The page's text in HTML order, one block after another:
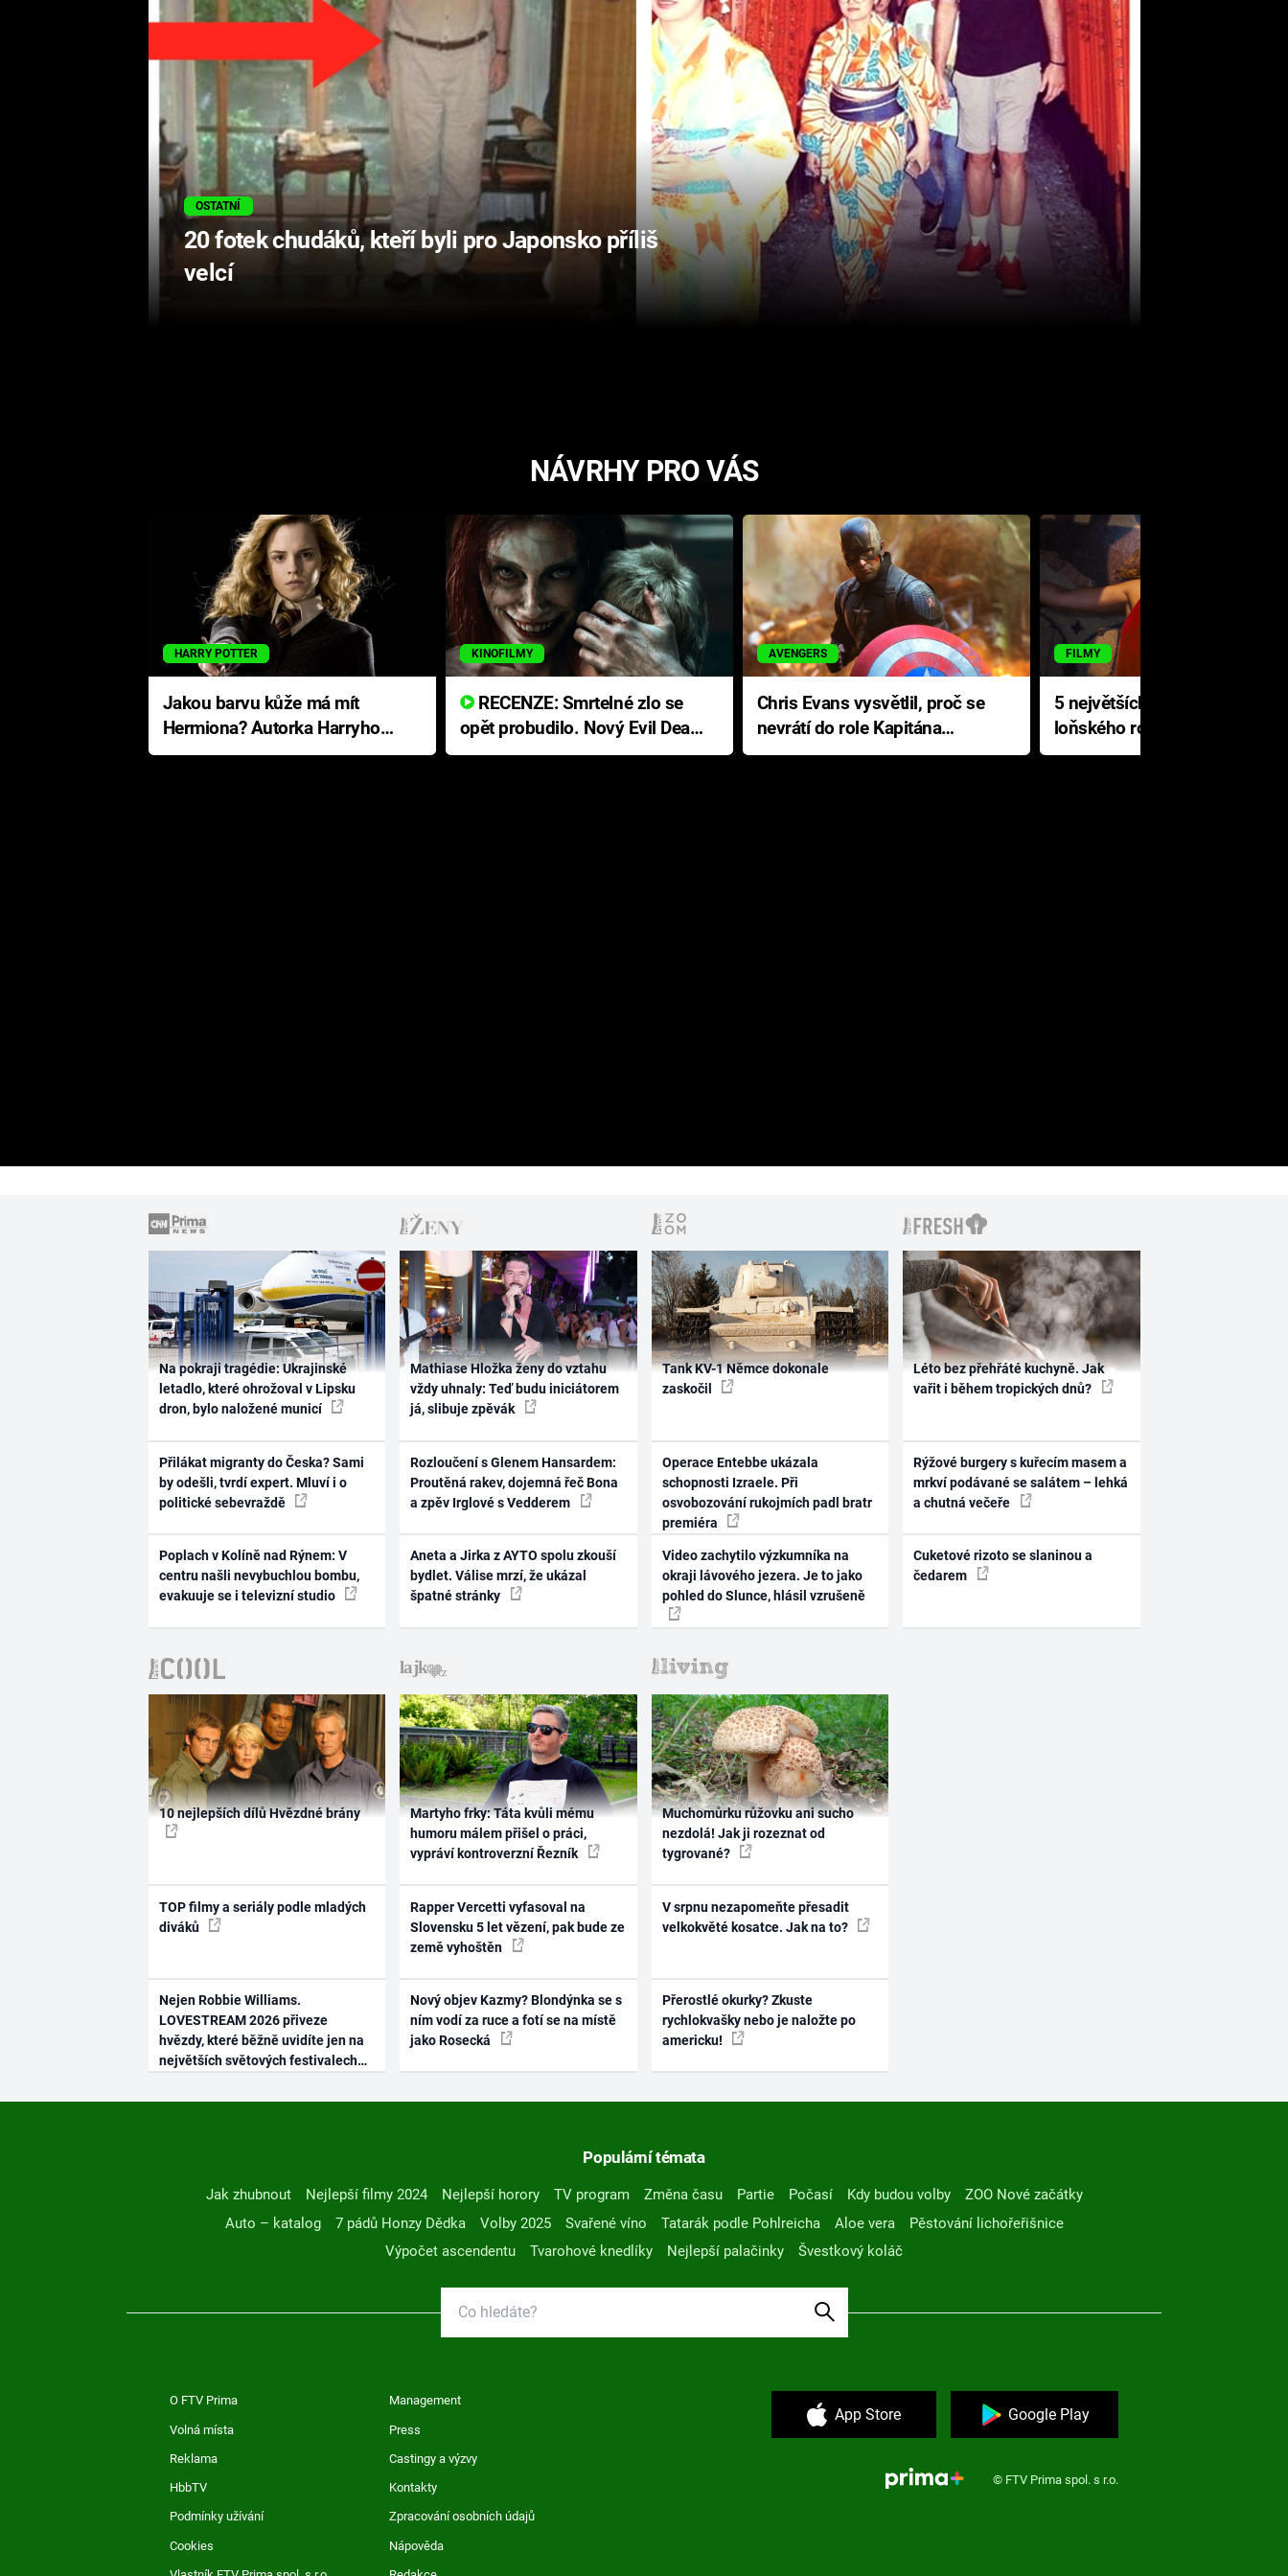
OSTATNÍ
20 fotek chudáků, kteří byli pro Japonsko příliš
velcí
NÁVRHY PRO VÁS
HARRY POTTER
Jakou barvu kůže má mít
Hermiona? Autorka Harryho
Pottera přišla s ráznou
KINOFILMY
RECENZE: Smrtelné zlo se
opět probudilo. Nový Evil Dead
přichází s neodolatelnou
AVENGERS
Chris Evans vysvětlil, proč se
nevrátí do role Kapitána
Ameriky
FILMY
5 největších propadáků
loňského roku: Disney na
jediné katastrofě prodělal 200
Na pokraji tragédie: Ukrajinské
letadlo, které ohrožoval v Lipsku
dron, bylo naložené municí
Přilákat migranty do Česka? Sami
by odešli, tvrdí expert. Mluví i o
politické sebevraždě
Poplach v Kolíně nad Rýnem: V
centru našli nevybuchlou bombu,
evakuuje se i televizní studio
Mathiase Hložka ženy do vztahu
vždy uhnaly: Teď budu iniciátorem
já, slibuje zpěvák
Rozloučení s Glenem Hansardem:
Proutěná rakev, dojemná řeč Bona
a zpěv Irglové s Vedderem
Aneta a Jirka z AYTO spolu zkouší
bydlet. Válise mrzí, že ukázal
špatné stránky
Tank KV-1 Němce dokonale
zaskočil
Operace Entebbe ukázala
schopnosti Izraele. Při
osvobozování rukojmích padl bratr
premiéra
Video zachytilo výzkumníka na
okraji lávového jezera. Je to jako
pohled do Slunce, hlásil vzrušeně
Léto bez přehřáté kuchyně. Jak
vařit i během tropických dnů?
Rýžové burgery s kuřecím masem a
mrkví podávané se salátem – lehká
a chutná večeře
Cuketové rizoto se slaninou a
čedarem
10 nejlepších dílů Hvězdné brány
TOP filmy a seriály podle mladých
diváků
Nejen Robbie Williams.
LOVESTREAM 2026 přiveze
hvězdy, které běžně uvidíte jen na
největších světových festivalech
Martyho frky: Táta kvůli mému
humoru málem přišel o práci,
vypráví kontroverzní Řezník
Rapper Vercetti vyfasoval na
Slovensku 5 let vězení, pak bude ze
země vyhoštěn
Nový objev Kazmy? Blondýnka se s
ním vodí za ruce a fotí se na místě
jako Rosecká
Muchomůrku růžovku ani sucho
nezdolá! Jak ji rozeznat od
tygrované?
V srpnu nezapomeňte přesadit
velkokvěté kosatce. Jak na to?
Přerostlé okurky? Zkuste
rychlokvašky nebo je naložte po
americku!
Populární témata
Jak zhubnout Nejlepší filmy 2024 Nejlepší horory TV program Změna času Partie Počasí Kdy budou volby
ZOO Nové začátky
Auto – katalog
7 pádů Honzy Dědka Volby 2025 Svařené víno Tatarák podle Pohlreicha Aloe vera
Pěstování lichořeřišnice
Výpočet ascendentu
Tvarohové knedlíky Nejlepší palačinky Švestkový koláč
O FTV Prima Management
Volná místa Press
Reklama Castingy a výzvy
HbbTV Kontakty
Podmínky užívání Zpracování osobních údajů
Cookies Nápověda
App Store Google Play
© FTV Prima spol. s r.o.